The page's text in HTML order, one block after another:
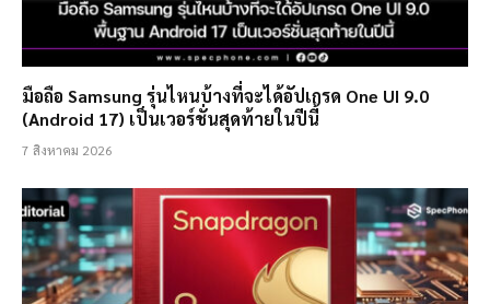
มือถือ Samsung รุ่นไหนบ้างที่จะได้อัปเกรด One UI 9.0
(Android 17) เป็นเวอร์ชั่นสุดท้ายในปีนี้
7 สิงหาคม 2026